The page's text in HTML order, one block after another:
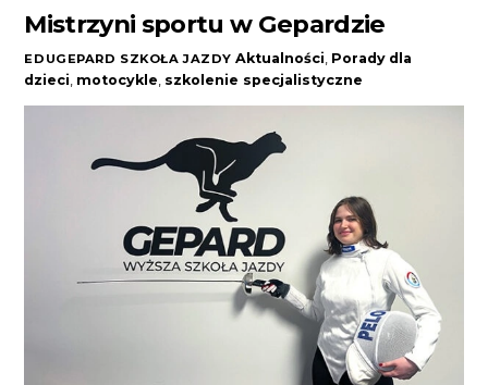
Mistrzyni sportu w Gepardzie
EDUGEPARD SZKOŁA JAZDY Aktualności Porady dla
dzieci motocykle szkolenie specjalistyczne